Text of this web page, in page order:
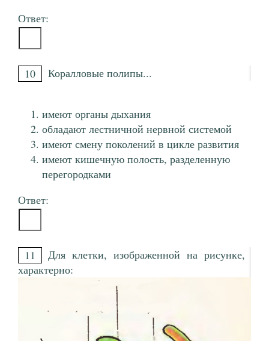
Ответ:
10 Коралловые полипы...
имеют органы дыхания
обладают лестничной нервной системой
имеют смену поколений в цикле развития
имеют кишечную полость, разделенную
перегородками
Ответ:
11
Для клетки, изображенной на рисунке,
характерно: